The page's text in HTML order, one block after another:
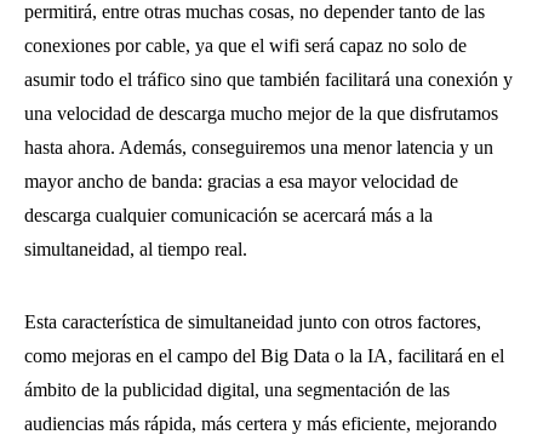
permitirá, entre otras muchas cosas, no depender tanto de las
conexiones por cable, ya que el wifi será capaz no solo de
asumir todo el tráfico sino que también facilitará una conexión y
una velocidad de descarga mucho mejor de la que disfrutamos
hasta ahora. Además, conseguiremos una menor latencia y un
mayor ancho de banda: gracias a esa mayor velocidad de
descarga cualquier comunicación se acercará más a la
simultaneidad, al tiempo real.
Esta característica de simultaneidad junto con otros factores,
como mejoras en el campo del Big Data o la IA, facilitará en el
ámbito de la publicidad digital, una segmentación de las
audiencias más rápida, más certera y más eficiente, mejorando